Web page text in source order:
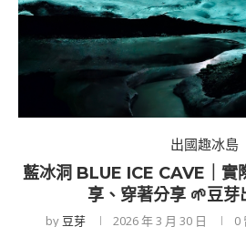
出國趣冰島
藍冰洞 BLUE ICE CAVE｜實
享、穿著分享 🌱豆芽
by 豆芽 2026 年 3 月 30 日 0